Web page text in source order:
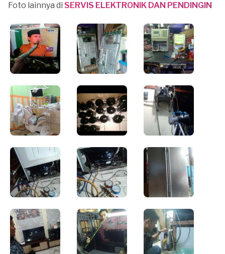
Foto lainnya di SERVIS ELEKTRONIK DAN PENDINGIN